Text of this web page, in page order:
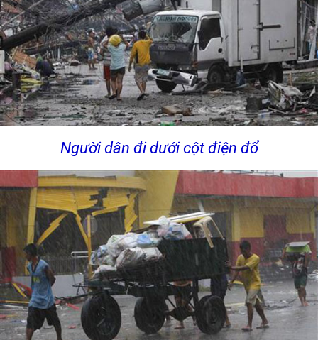
Người dân đi dưới cột điện đổ